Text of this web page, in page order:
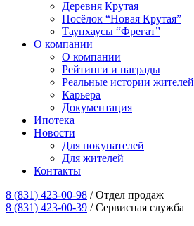
Деревня Крутая
Посёлок “Новая Крутая”
Таунхаусы “Фрегат”
О компании
О компании
Рейтинги и награды
Реальные истории жителей
Карьера
Документация
Ипотека
Новости
Для покупателей
Для жителей
Контакты
8 (831) 423-00-98 / Отдел продаж
8 (831) 423-00-39 / Сервисная служба